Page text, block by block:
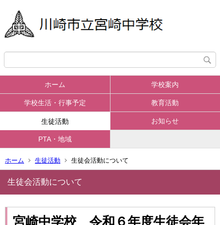
ホーム 学校案内
学校生活・行事予定 教育活動
生徒活動 お知らせ
PTA・地域
ホーム 生徒活動 生徒会活動について
生徒会活動について
宮崎中学校 令和６年度生徒会年